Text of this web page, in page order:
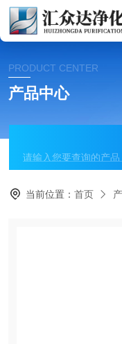
PRODUCT CENTER
产品中心
当前位置：首页